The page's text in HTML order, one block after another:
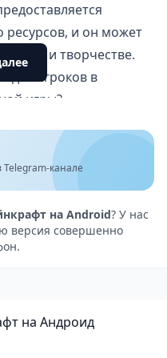
ресурсов, и он может
и творчестве.
игроков в
игры?
и поддерживает
через Wi-Fi или
сенсорного
для управления
и может
эффекты также
канале
на Android? У нас
версия совершенно
на Андроид